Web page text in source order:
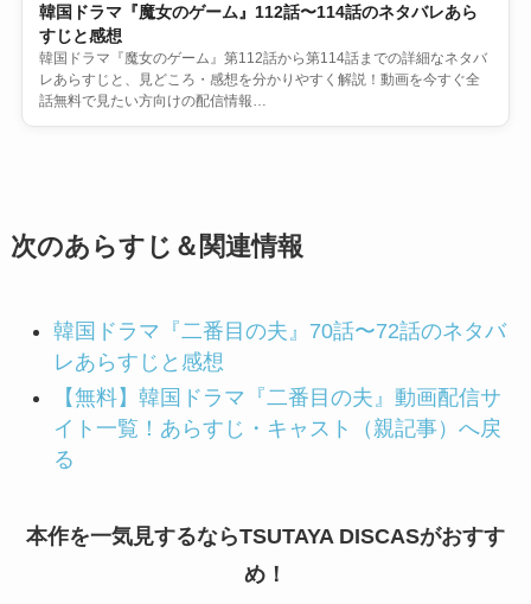
韓国ドラマ『魔女のゲーム』112話〜114話のネタバレあら
すじと感想
韓国ドラマ『魔女のゲーム』第112話から第114話までの詳細なネタバ
レあらすじと、見どころ・感想を分かりやすく解説！動画を今すぐ全
話無料で見たい方向けの配信情報…
次のあらすじ＆関連情報
韓国ドラマ『二番目の夫』70話〜72話のネタバ
レあらすじと感想
【無料】韓国ドラマ『二番目の夫』動画配信サ
イト一覧！あらすじ・キャスト（親記事）へ戻
る
本作を一気見するならTSUTAYA DISCASがおすす
め！